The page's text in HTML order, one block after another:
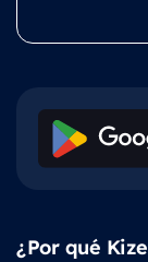
¿Por qué